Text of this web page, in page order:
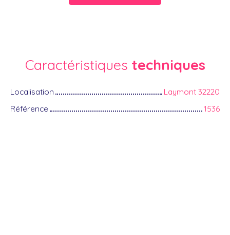
Caractéristiques techniques
Localisation
Laymont 32220
Référence
1536